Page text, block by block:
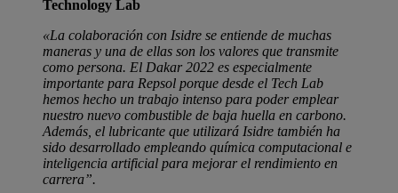
Technology Lab
«La colaboración con Isidre se entiende de muchas
maneras y una de ellas son los valores que transmite
como persona. El Dakar 2022 es especialmente
importante para Repsol porque desde el Tech Lab
hemos hecho un trabajo intenso para poder emplear
nuestro nuevo combustible de baja huella en carbono.
Además, el lubricante que utilizará Isidre también ha
sido desarrollado empleando química computacional e
inteligencia artificial para mejorar el rendimiento en
carrera”.